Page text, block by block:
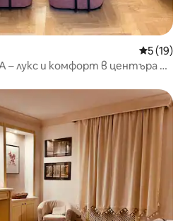
Средна
5 (19)
– лукс и комфорт в центъра на